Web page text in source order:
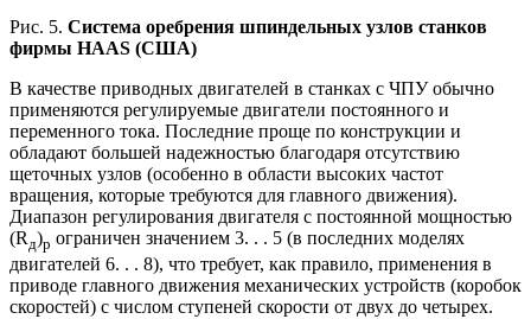
Рис. 5. Система оребрения шпиндельных узлов станков
фирмы HAAS (США)
В качестве приводных двигателей в станках с ЧПУ обычно
применяются регулируемые двигатели постоянного и
переменного тока. Последние проще по конструкции и
обладают большей надежностью благодаря отсутствию
щеточных узлов (особенно в области высоких частот
вращения, которые требуются для главного движения).
Диапазон регулирования двигателя с постоянной мощностью
(Rд)р ограничен значением 3. . . 5 (в последних моделях
двигателей 6. . . 8), что требует, как правило, применения в
приводе главного движения механических устройств (коробок
скоростей) с числом ступеней скорости от двух до четырех.